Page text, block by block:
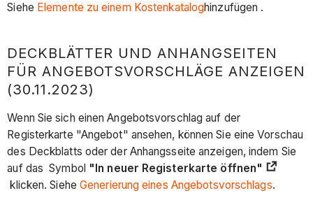
Siehe Elemente zu einem Kostenkataloghinzufügen .
DECKBLÄTTER UND ANHANGSEITEN
FÜR ANGEBOTSVORSCHLÄGE ANZEIGEN
(30.11.2023)
Wenn Sie sich einen Angebotsvorschlag auf der
Registerkarte "Angebot" ansehen, können Sie eine Vorschau
des Deckblatts oder der Anhangsseite anzeigen, indem Sie
auf das Symbol "In neuer Registerkarte öffnen"
klicken. Siehe Generierung eines Angebotsvorschlags.